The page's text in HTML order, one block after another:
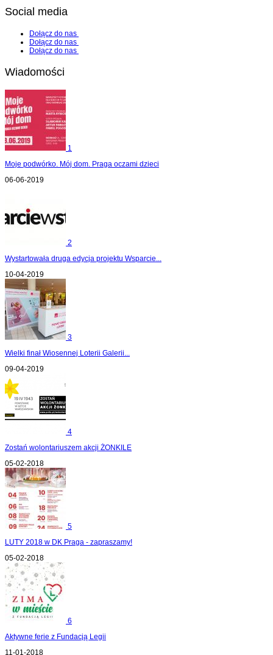
Social media
Dołącz do nas
Dołącz do nas
Dołącz do nas
Wiadomości
1
Moje podwórko. Mój dom. Praga oczami dzieci
06-06-2019
2
Wystartowała druga edycja projektu Wsparcie...
10-04-2019
3
Wielki finał Wiosennej Loterii Galerii...
09-04-2019
4
Zostań wolontariuszem akcji ŻONKILE
05-02-2018
5
LUTY 2018 w DK Praga - zapraszamy!
05-02-2018
6
Aktywne ferie z Fundacją Legii
11-01-2018